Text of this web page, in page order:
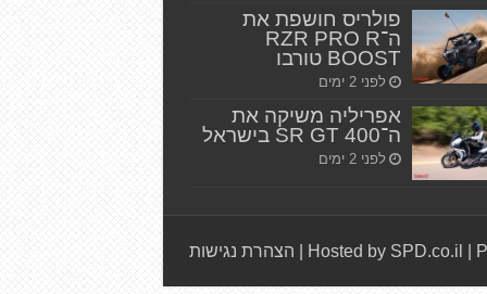
פולריס חושפת את
ה־RZR PRO R
BOOST טורבו
לפני 2 ימים
אפריליה משיקה את
ה־SR GT 400 בישראל
לפני 2 ימים
Hosted by SPD.co.il הצהרת נגישות